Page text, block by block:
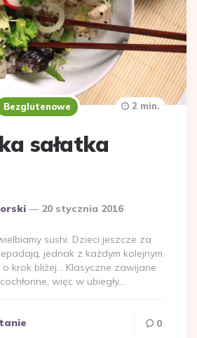
Bezglutenowe
sałatka
20 stycznia 2016
2 min.
sushi. Dzieci jeszcze za
jednak z każdym kolejnym
krok bliżej… Klasyczne zawijane
więc w ubiegły…
0